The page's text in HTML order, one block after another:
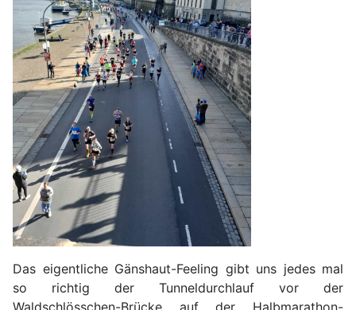
Das eigentliche Gänshaut-Feeling gibt uns jedes mal
so richtig der Tunneldurchlauf vor der
Waldschlösschen-Brücke auf der Halbmarathon-